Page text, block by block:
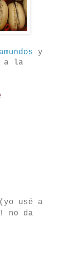
y
a la
usé a
no da